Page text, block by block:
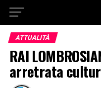
ATTUALITÀ
RAI
arretrata